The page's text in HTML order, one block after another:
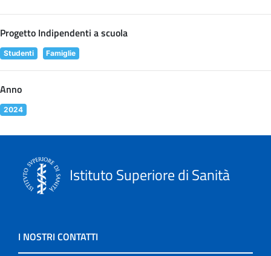
Progetto Indipendenti a scuola
Studenti Famiglie
Anno
2024
Istituto Superiore di Sanità
I NOSTRI CONTATTI